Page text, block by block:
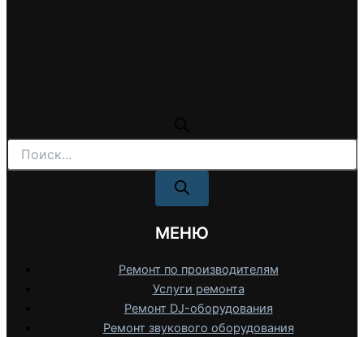
Поиск
товаров
МЕНЮ
Ремонт по производителям
Услуги ремонта
Ремонт DJ-оборудования
Ремонт звукового оборудования